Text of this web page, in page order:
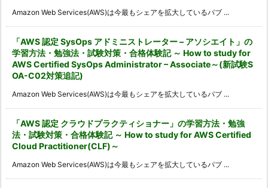
Amazon Web Services(AWS)は今最もシェアを拡大しているパブ ...
「AWS 認定 SysOps アドミニストレーター – アソシエイト」の
学習方法・勉強法・試験対策・合格体験記 ～ How to study for
AWS Certified SysOps Administrator – Associate～(新試験S
OA-C02対策追記)
Amazon Web Services(AWS)は今最もシェアを拡大しているパブ ...
「AWS 認定 クラウドプラクティショナー」の学習方法・勉強
法・試験対策・合格体験記 ～ How to study for AWS Certified
Cloud Practitioner(CLF)～
Amazon Web Services(AWS)は今最もシェアを拡大しているパブ ...